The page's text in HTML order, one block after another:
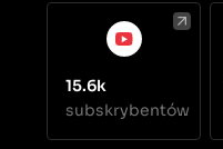
15.6k
subskrybentów